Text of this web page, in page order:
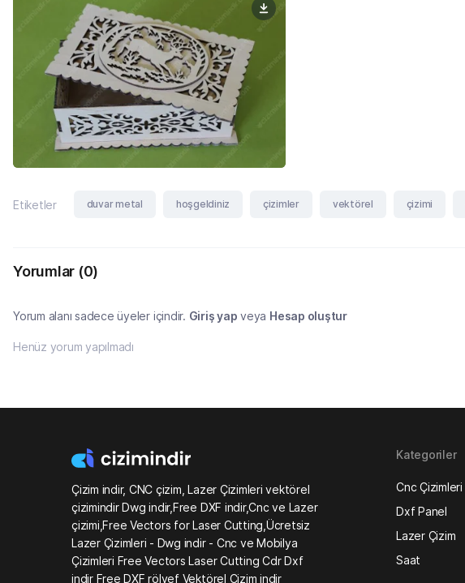
Etiketler duvar metal hoşgeldiniz çizimler vektörel çizimi
Yorumlar (0)
Yorum alanı sadece üyeler içindir. Giriş yap veya Hesap oluştur
Henüz yorum yapılmadı
Çizim indir, CNC çizim, Lazer Çizimleri vektörel
çizimindir Dwg indir,Free DXF indir,Cnc ve Lazer
çizimi,Free Vectors for Laser Cutting,Ücretsiz
Lazer Çizimleri - Dwg indir - Cnc ve Mobilya
Çizimleri Free Vectors Laser Cutting Cdr Dxf
indir Free DXF rölyef Vektörel Çizim indir
Kategoriler
Cnc Çizimleri
Dxf Panel
Lazer Çizim
Saat